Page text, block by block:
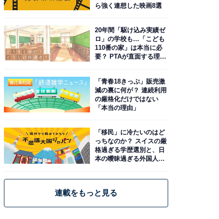
ら強く連想した映画8選
20年間「駆け込み実績ゼ
ロ」の学校も…「こども
110番の家」は本当に必
要？ PTAが直面する理想
「青春18きっぷ」販売激
減の裏に何が？ 連続利用
の厳格化だけではない
「本当の理由」
「移民」に冷たいのはど
っちなのか？ スイスの厳
格過ぎる学歴選別と、日
本の曖昧過ぎる外国人政
連載をもっと見る